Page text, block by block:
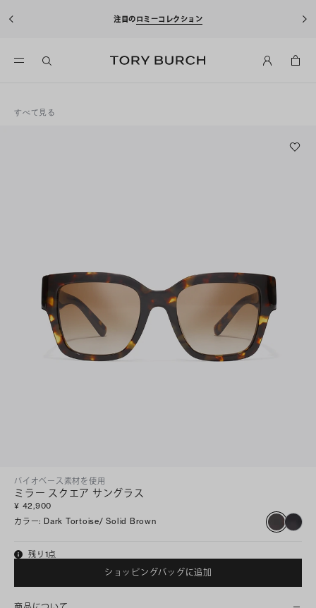
注目のロミーコレクション
すべて見る
バイオベース素材を使用
ミラー スクエア サングラス
¥ 42,900
カラー: Dark Tortoise/ Solid Brown
残り1点
ショッピングバッグに追加